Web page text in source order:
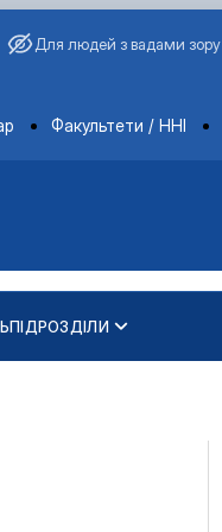
Для людей з вадами зору
Факультети / ННІ
ПІДРОЗДІЛИ